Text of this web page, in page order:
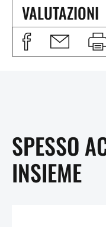
VALUTAZIONI
SPESSO
INSIEME